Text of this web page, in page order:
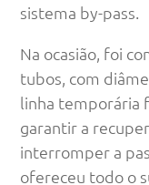
sistema by-pass.
Na ocasião, foi
tubos, com
linha temporária
garantir a
interromper a
ofereceu todo o